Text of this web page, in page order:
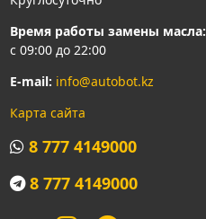
Время работы замены масла:
с 09:00 до 22:00
E-mail: info@autobot.kz
Карта сайта
8 777 4149000
8 777 4149000